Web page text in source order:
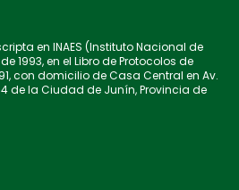
en INAES (Instituto Nacional de
1993, en el Libro de Protocolos de
con domicilio de Casa Central en Av.
de la Ciudad de Junín, Provincia de